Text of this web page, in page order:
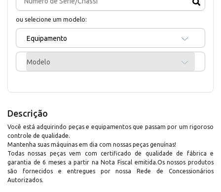
ou selecione um modelo:
Equipamento
Modelo
Descrição
Você está adquirindo peças e equipamentos que passam por um rigoroso
controle de qualidade.
Mantenha suas máquinas em dia com nossas peças genuínas!
Todas nossas peças vem com certificado de qualidade de fábrica e
garantia de 6 meses a partir na Nota Fiscal emitida.Os nossos produtos
são fornecidos e entregues por nossa Rede de Concessionários
Autorizados.